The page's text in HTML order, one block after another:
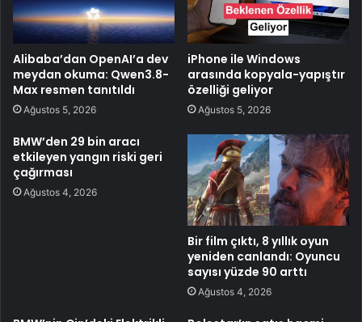
Alibaba’dan OpenAI’a dev
meydan okuma: Qwen3.8-
Max resmen tanıtıldı
Ağustos 5, 2026
iPhone ile Windows
arasında kopyala-yapıştır
özelliği geliyor
Ağustos 5, 2026
BMW’den 29 bin aracı
etkileyen yangın riski geri
çağırması
Ağustos 4, 2026
Bir film çıktı, 8 yıllık oyun
yeniden canlandı: Oyuncu
sayısı yüzde 90 arttı
Ağustos 4, 2026